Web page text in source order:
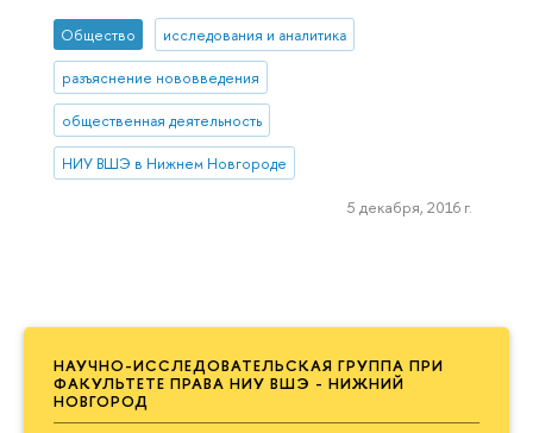
НАУЧНО-ИССЛЕДОВАТЕЛЬСКАЯ ГРУППА ПРИ
ФАКУЛЬТЕТЕ ПРАВА НИУ ВШЭ - НИЖНИЙ
НОВГОРОД
Общество исследования и аналитика
разъяснение нововведения
общественная деятельность
НИУ ВШЭ в Нижнем Новгороде
5 декабря, 2016 г.